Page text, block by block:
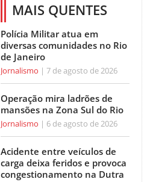
MAIS QUENTES
Polícia Militar atua em
diversas comunidades no Rio
de Janeiro
Jornalismo 7 de agosto de 2026
Operação mira ladrões de
mansões na Zona Sul do Rio
Jornalismo 6 de agosto de 2026
Acidente entre veículos de
carga deixa feridos e provoca
congestionamento na Dutra